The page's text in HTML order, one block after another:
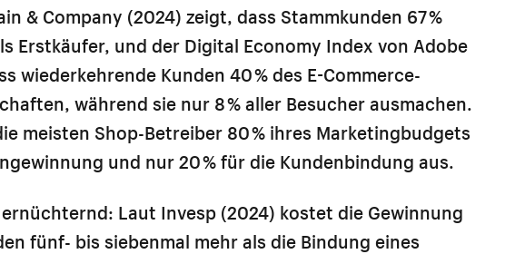
& Company (2024) zeigt, dass Stammkunden 67 %
Erstkäufer, und der Digital Economy Index von Adobe
wiederkehrende Kunden 40 % des E-Commerce-
während sie nur 8 % aller Besucher ausmachen.
meisten Shop-Betreiber 80 % ihres Marketingbudgets
und nur 20 % für die Kundenbindung aus.
Laut Invesp (2024) kostet die Gewinnung
fünf- bis siebenmal mehr als die Bindung eines